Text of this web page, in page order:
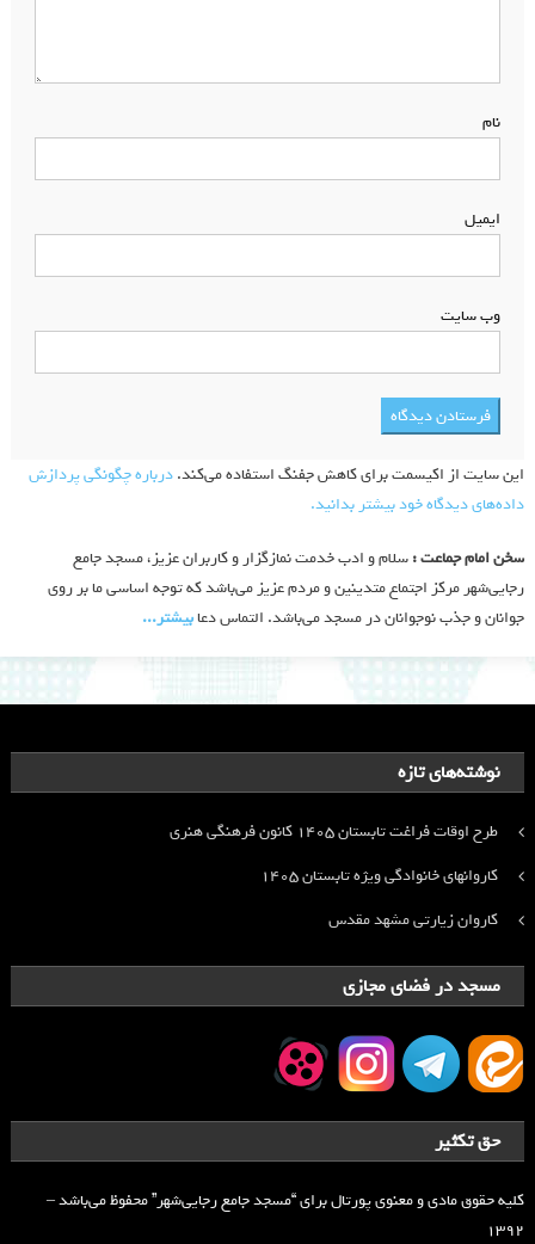
نام
ایمیل
وب‌ سایت
این سایت از اکیسمت برای کاهش جفنگ استفاده می‌کند.درباره چگونگی پردازش
داده‌های دیدگاه خود بیشتر بدانید.
سخن امام جماعت :سلام و ادب خدمت نمازگزار و کاربران عزیز، مسجد جامع
رجایی‌شهر مرکز اجتماع متدینین و مردم عزیز می‌باشد که توجه اساسی ما بر روی
جوانان و جذب نوجوانان در مسجد می‌باشد. التماس دعابیشتر‫...‬
نوشته‌های تازه
طرح اوقات فراغت تابستان ۱۴۰۵ کانون فرهنگی هنری
کاروانهای خانوادگی ویژه تابستان ۱۴۰۵
کاروان زیارتی مشهد مقدس
مسجد در فضای مجازی
حق تکثیر
کلیه حقوق مادی و معنوی پورتال برای “مسجد جامع رجایی‌شهر” محفوظ می‌باشد –
۱۳۹۲